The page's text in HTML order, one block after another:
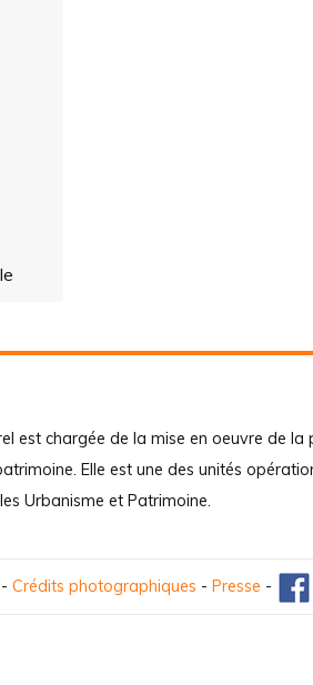
est chargée de la mise en oeuvre de la
Elle est une des unités
Urbanisme et Patrimoine.
- Crédits photographiques - Presse -